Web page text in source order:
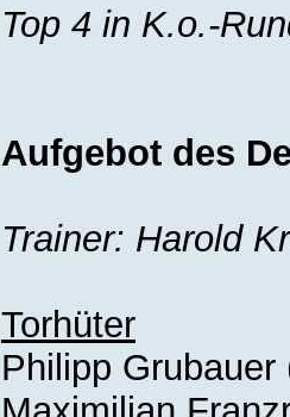
Top 4 in K.o.-
Aufgebot des
Trainer: Harold
Torhüter
Philipp Grubauer